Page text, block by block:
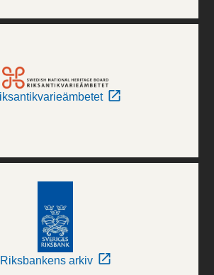
Riksbankens arkiv